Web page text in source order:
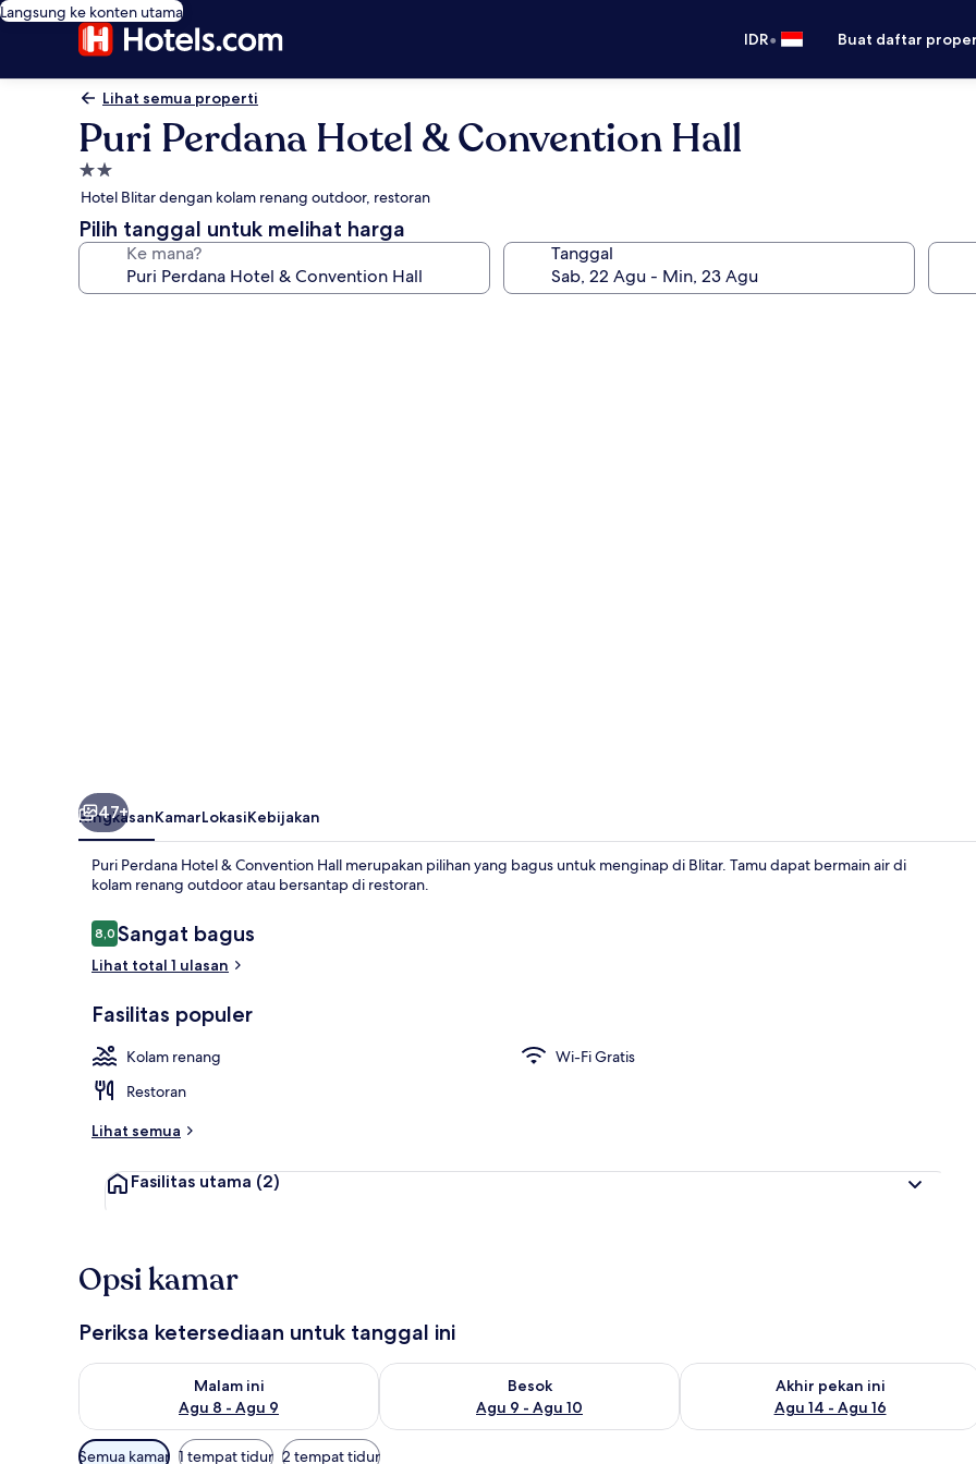
Langsung ke konten utama
IDR• Buat daftar
Lihat semua properti
Puri Perdana Hotel & Convention Hall
Properti
bintang
2.0
Hotel Blitar dengan kolam renang outdoor, restoran
Pilih tanggal untuk melihat harga
Ke mana? Tanggal
47+
RingkasanKamarLokasiKebijakan
Puri Perdana Hotel & Convention Hall merupakan pilihan yang bagus untuk menginap di Blitar. Tamu dapat bermain air di
kolam renang outdoor atau bersantap di restoran.
Ulasan
8,08,0 dari 10
Sangat bagus
Lihat total 1 ulasan
Fasilitas populer
Kolam renang
Wi-Fi Gratis
Restoran
Lihat semua
Fasilitas utama (2)
Opsi kamar
Periksa ketersediaan untuk tanggal ini
Malam ini
Agu 8 - Agu 9
Periksa ketersediaan untuk malam ini Agu 8 - Agu 9
Besok
Agu 9 - Agu 10
Periksa ketersediaan untuk besok Agu 9 - Agu 10
Akhir pekan ini
Agu 14 - Agu 16
Periksa ketersediaan untuk akhir
Filter
Semua kamar 1 tempat tidur 2 tempat tidur